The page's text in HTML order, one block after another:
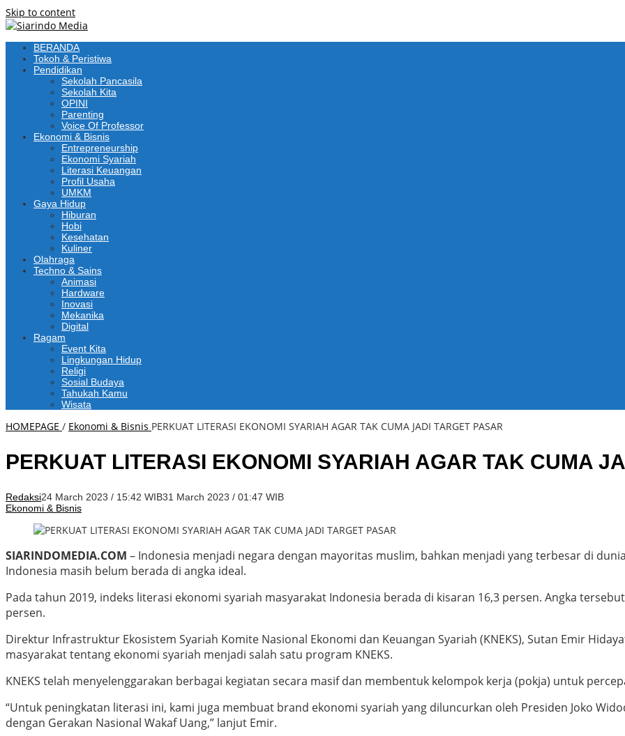
Skip to content
BERANDA
Tokoh & Peristiwa
Pendidikan
Sekolah Pancasila
Sekolah Kita
OPINI
Parenting
Voice Of Professor
Ekonomi & Bisnis
Entrepreneurship
Ekonomi Syariah
Literasi Keuangan
Profil Usaha
UMKM
Gaya Hidup
Hiburan
Hobi
Kesehatan
Kuliner
Olahraga
Techno & Sains
Animasi
Hardware
Inovasi
Mekanika
Digital
Ragam
Event Kita
Lingkungan Hidup
Religi
Sosial Budaya
Tahukah Kamu
Wisata
HOMEPAGE / Ekonomi & Bisnis PERKUAT LITERASI EKONOMI SYARIAH AGAR TAK CUMA JADI TARGET PASAR
PERKUAT LITERASI EKONOMI SYARIAH AGAR TAK CUMA
Redaksi24 March 2023 / 15:42 WIB31 March 2023 / 01:47 WIB
Ekonomi & Bisnis
SIARINDOMEDIA.COM – Indonesia menjadi negara dengan mayoritas muslim, bahkan menjadi yang terbesar di
Indonesia masih belum berada di angka ideal.
Pada tahun 2019, indeks literasi ekonomi syariah masyarakat Indonesia berada di kisaran 16,3 persen. Angka
persen.
Direktur Infrastruktur Ekosistem Syariah Komite Nasional Ekonomi dan Keuangan Syariah (KNEKS), Sutan Emir
masyarakat tentang ekonomi syariah menjadi salah satu program KNEKS.
KNEKS telah menyelenggarakan berbagai kegiatan secara masif dan membentuk kelompok kerja (pokja) untuk
“Untuk peningkatan literasi ini, kami juga membuat brand ekonomi syariah yang diluncurkan oleh Presiden Joko
dengan Gerakan Nasional Wakaf Uang,” lanjut Emir.